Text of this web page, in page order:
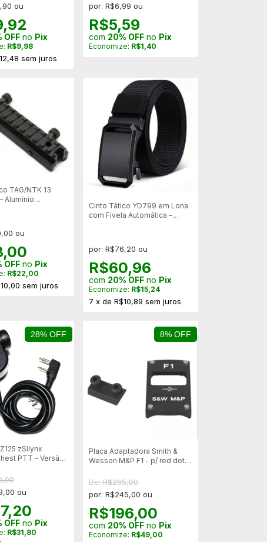
ou
OFFno Pix
R$9,98
sem juros
por: R$6,99 ou
R$5,59
com 20% OFFno Pix
Economize: R$1,40
TAG/NTK 13
Alumínio
ou
OFFno Pix
R$22,00
sem juros
Cinto Tático YD799 em Lona
com Fivela Automática –
por: R$76,20 ou
R$60,96
com 20% OFFno Pix
Economize: R$15,24
7 x de R$10,89 sem juros
28% OFF
zSilynx
PTT – Versão
ou
OFFno Pix
R$31,80
8% OFF
Placa Adaptadora Smith &
Wesson M&P F1 - p/ red dot -
De: R$265,00
por: R$245,00 ou
R$196,00
com 20% OFFno Pix
Economize: R$49,00